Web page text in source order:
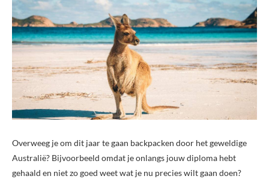
Overweeg je om dit jaar te gaan backpacken door het geweldige
Australië? Bijvoorbeeld omdat je onlangs jouw diploma hebt
gehaald en niet zo goed weet wat je nu precies wilt gaan doen?